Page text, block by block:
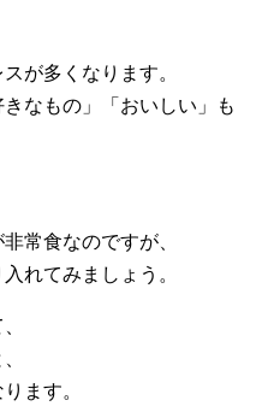
が多くなります。
なもの」「おいしい」も
常食なのですが、
れてみましょう。
ます。